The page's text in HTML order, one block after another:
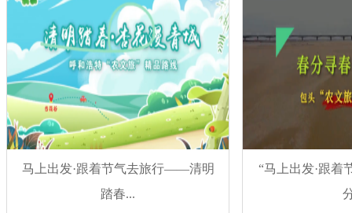
马上出发·跟着节气去旅行——清明
踏春...
“马上出发·跟